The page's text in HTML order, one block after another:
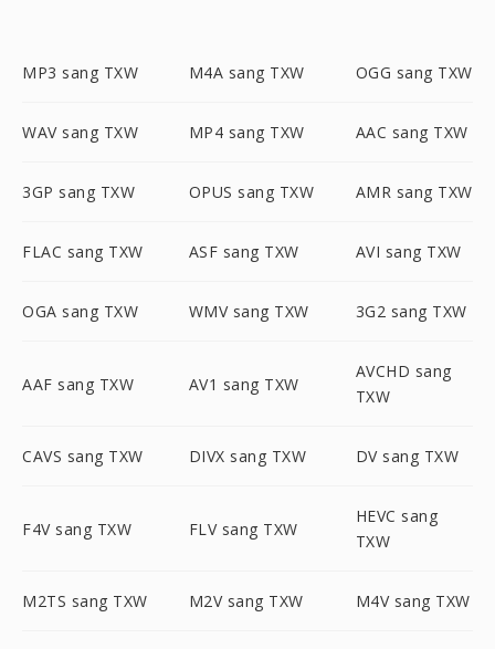
MP3 sang TXW M4A sang TXW OGG sang TXW
WAV sang TXW MP4 sang TXW AAC sang TXW
3GP sang TXW OPUS sang TXW AMR sang TXW
FLAC sang TXW ASF sang TXW AVI sang TXW
OGA sang TXW WMV sang TXW 3G2 sang TXW
AAF sang TXW AV1 sang TXW
AVCHD sang
TXW
CAVS sang TXW DIVX sang TXW DV sang TXW
F4V sang TXW FLV sang TXW
HEVC sang
TXW
M2TS sang TXW M2V sang TXW M4V sang TXW